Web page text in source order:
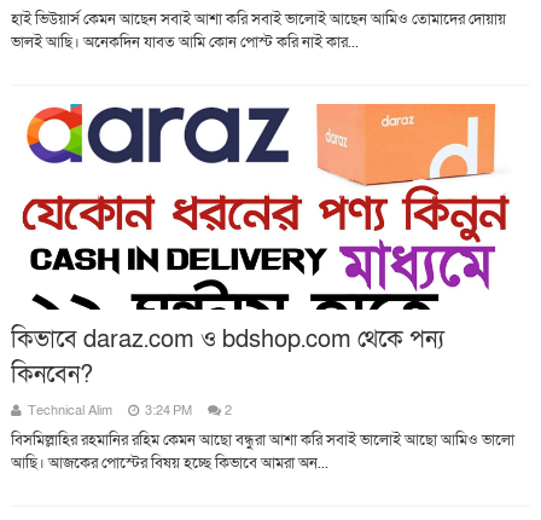
হাই ভিউয়ার্স কেমন আছেন সবাই আশা করি সবাই ভালোই আছেন আমিও তোমাদের দোয়ায়
ভালই আছি। অনেকদিন যাবত আমি কোন পোস্ট করি নাই কার...
কিভাবে daraz.com ও bdshop.com থেকে পন্য
কিনবেন?
Technical Alim 3:24 PM 2
বিসমিল্লাহির রহমানির রহিম কেমন আছো বন্ধুরা আশা করি সবাই ভালোই আছো আমিও ভালো
আছি। আজকের পোস্টের বিষয় হচ্ছে কিভাবে আমরা অন...